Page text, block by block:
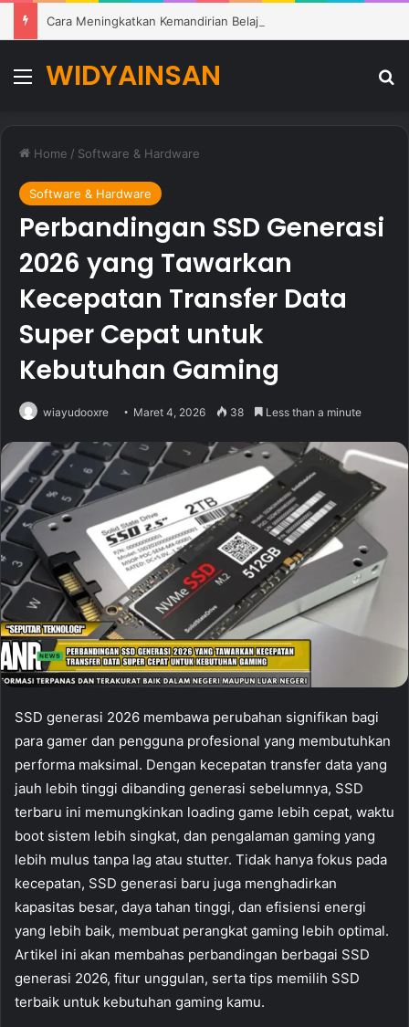
Menu
WIDYAINSAN
Home / Software & Hardware
Software & Hardware
Perbandingan SSD Generasi
2026 yang Tawarkan
Kecepatan Transfer Data
Super Cepat untuk
Kebutuhan Gaming
wiayudooxre Maret 4, 2026 38 Less than a minute
SSD generasi 2026 membawa perubahan signifikan bagi
para gamer dan pengguna profesional yang membutuhkan
performa maksimal. Dengan kecepatan transfer data yang
jauh lebih tinggi dibanding generasi sebelumnya, SSD
terbaru ini memungkinkan loading game lebih cepat, waktu
boot sistem lebih singkat, dan pengalaman gaming yang
lebih mulus tanpa lag atau stutter. Tidak hanya fokus pada
kecepatan, SSD generasi baru juga menghadirkan
kapasitas besar, daya tahan tinggi, dan efisiensi energi
yang lebih baik, membuat perangkat gaming lebih optimal.
Artikel ini akan membahas perbandingan berbagai SSD
generasi 2026, fitur unggulan, serta tips memilih SSD
terbaik untuk kebutuhan gaming kamu.